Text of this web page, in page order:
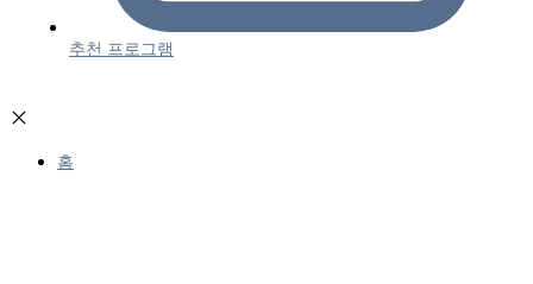
추천 프로그램
홈